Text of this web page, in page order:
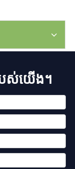
បស់យើង។